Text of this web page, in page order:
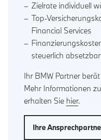
Zielrate individuell
Top-
Financial Services
steuerlich absetzbar
Ihr BMW Partner
Mehr Informationen
erhalten Sie hier.
Ihre